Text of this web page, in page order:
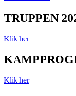
TRUPPEN
Klik her
Klik her